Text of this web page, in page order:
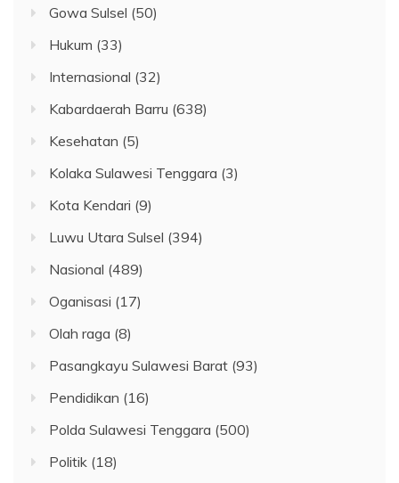
Gowa Sulsel (50)
Hukum (33)
Internasional (32)
Kabardaerah Barru (638)
Kesehatan (5)
Kolaka Sulawesi Tenggara (3)
Kota Kendari (9)
Luwu Utara Sulsel (394)
Nasional (489)
Oganisasi (17)
Olah raga (8)
Pasangkayu Sulawesi Barat (93)
Pendidikan (16)
Polda Sulawesi Tenggara (500)
Politik (18)